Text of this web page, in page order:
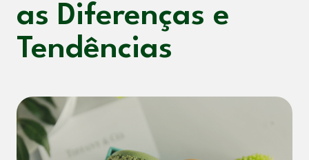
as Diferenças e
Tendências